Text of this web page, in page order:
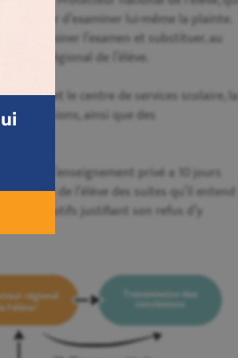
décider d’examiner lui-même la plainte.
en terminer l’examen et substituer, au
régional de l’élève.
et le centre de services scolaire, la
conclusions, ainsi que des
d’enseignement privé a 10 jours
de l’élève des suites qu’il entend
les motifs justifiant son refus d’y